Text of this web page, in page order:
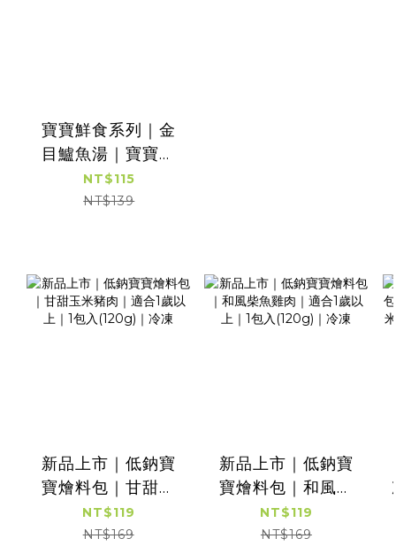
寶寶鮮食系列｜金
目鱸魚湯｜寶寶魚
湯｜單包入(250g)
｜適合7M以上｜冷
NT$115
NT$139
新品上市｜低鈉寶
寶燴料包｜甘甜玉
米豬肉｜適合1歲以
上｜1包入(120g)｜
NT$119
NT$169
新品上市｜低鈉寶
寶燴料包｜和風柴
魚雞肉｜適合1歲以
上｜1包入(120g)｜
NT$119
NT$169